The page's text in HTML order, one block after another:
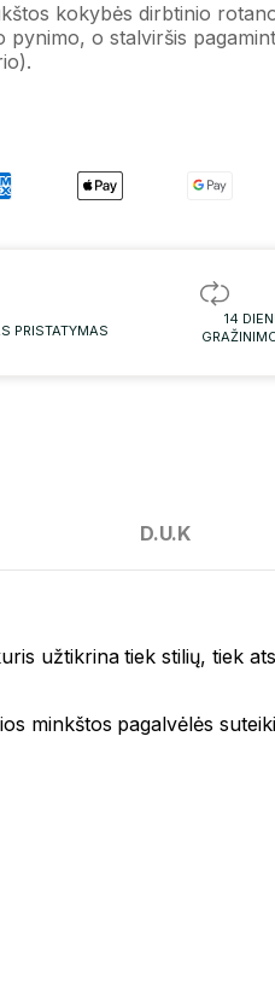
kokybės dirbtinio
o stalviršis
PRISTATYMAS
14
D.U.K
užtikrina tiek stilių, tiek
minkštos pagalvėlės